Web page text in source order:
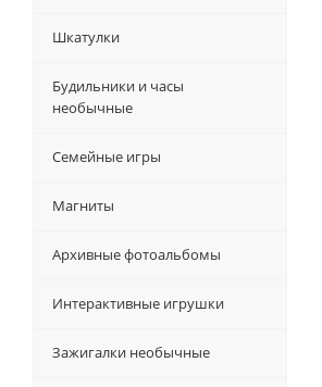
Шкатулки
Будильники и часы
необычные
Семейные игры
Магниты
Архивные фотоальбомы
Интерактивные игрушки
Зажигалки необычные